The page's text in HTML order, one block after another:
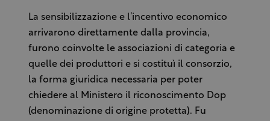
La sensibilizzazione e l’incentivo economico
arrivarono direttamente dalla provincia,
furono coinvolte le associazioni di categoria e
quelle dei produttori e si costituì il consorzio,
la forma giuridica necessaria per poter
chiedere al Ministero il riconoscimento Dop
(denominazione di origine protetta). Fu